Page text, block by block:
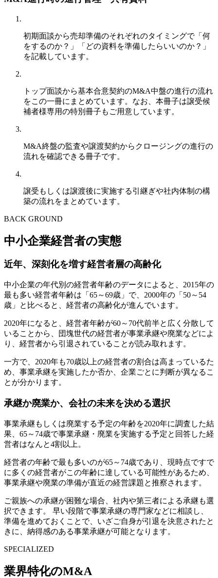
初期面談から売却準備のそれぞれのタイミングで「何
をするのか？」「どの資料を準備したらいいのか？」
を記載しています。
トップ面談から基本合意契約のM&A中盤の進行の流れ
をこの一冊にまとめています。なお、本冊子は譲受候
補者様専用の特別冊子もご用意しています。
M&A終盤の監査や譲渡契約からクロージングの進行の
流れを確認できる冊子です。
譲受もしくは譲渡後に実施する引継ぎや社内体制の構
築の流れをまとめています。
BACK GROUND
中小企業経営者の実態
近年、深刻化を増す経営者層の高齢化
中小企業の年代別の経営者年齢のデータによると、2015年の
最も多い経営者年齢は「65～69歳」で、2000年の「50～54
歳」と比べると、経営者の高齢化が進んでいます。
2020年になると、経営者年齢が60～70代前半と広く分散して
いることから、団塊世代の経営者が事業承継や廃業などによ
り、経営者から引退されていることが読み取れます。
一方で、2020年も70歳以上の経営者の割合は高まっているた
め、事業承継を実施したか否か、企業ごとに判断が異なるこ
とが分かります。
承継か廃業か、会社の未来を決める選択
事業承継もしくは廃業する予定の年齢を2020年に調査した結
果、65～74歳で事業承継・廃業を実施する予定と回答した経
営者はなんと4割以上。
経営者の年齢で最も多いのが65～74歳であり、現時点ですで
に多くの経営者がこの年齢に達している可能性があるため、
事業承継や廃業の準備が直近の経営課題と推察されます。
ご親族への承継が困難な場合、社内や第三者による承継も選
択できます。 早い段階で事業承継の専門家などに相談し、
準備を進めておくことで、いざご自身が引退を決意されたと
きに、納得感のある事業承継が可能となります。
SPECIALIZED
業界特化のM&A